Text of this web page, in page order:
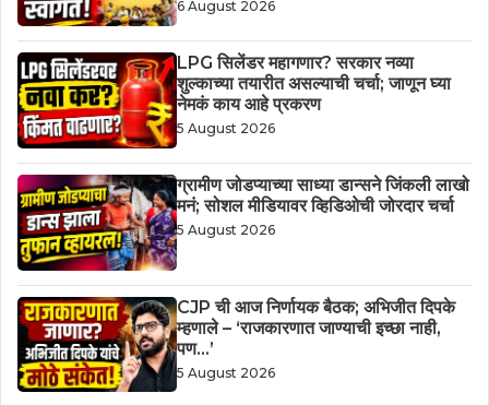
6 August 2026
LPG सिलेंडर महागणार? सरकार नव्या
शुल्काच्या तयारीत असल्याची चर्चा; जाणून घ्या
नेमकं काय आहे प्रकरण
5 August 2026
ग्रामीण जोडप्याच्या साध्या डान्सने जिंकली लाखो
मनं; सोशल मीडियावर व्हिडिओची जोरदार चर्चा
5 August 2026
CJP ची आज निर्णायक बैठक; अभिजीत दिपके
म्हणाले – ‘राजकारणात जाण्याची इच्छा नाही,
पण…’
5 August 2026